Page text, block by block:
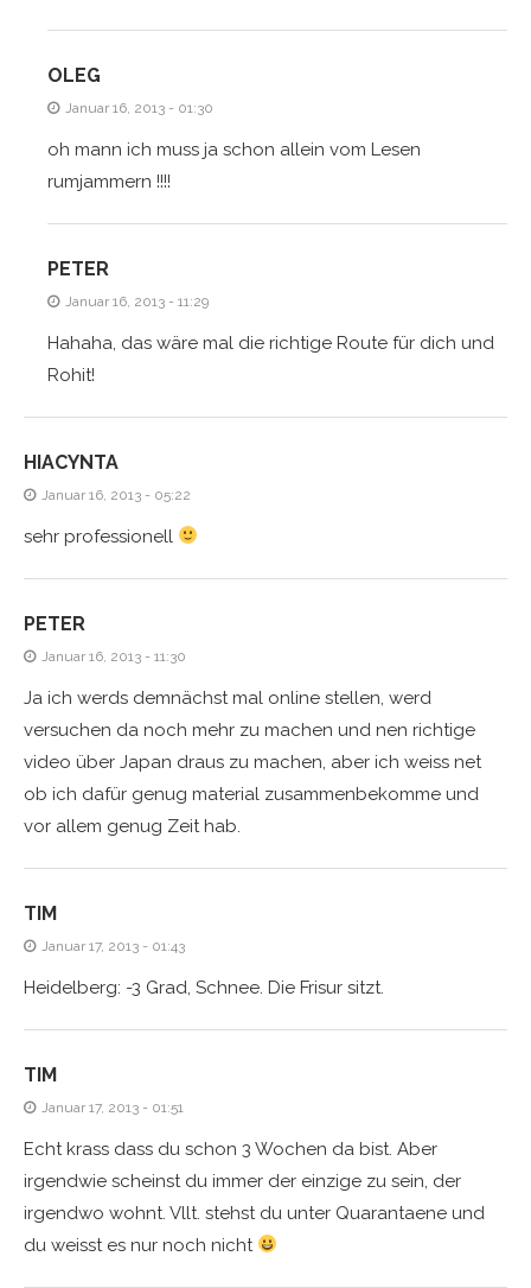
OLEG
Januar 16, 2013 - 01:30
oh mann ich muss ja schon allein vom Lesen
rumjammern !!!!
PETER
Januar 16, 2013 - 11:29
Hahaha, das wäre mal die richtige Route für dich und
Rohit!
HIACYNTA
Januar 16, 2013 - 05:22
sehr professionell
PETER
Januar 16, 2013 - 11:30
Ja ich werds demnächst mal online stellen, werd
versuchen da noch mehr zu machen und nen richtige
video über Japan draus zu machen, aber ich weiss net
ob ich dafür genug material zusammenbekomme und
vor allem genug Zeit hab.
TIM
Januar 17, 2013 - 01:43
Heidelberg: -3 Grad, Schnee. Die Frisur sitzt.
TIM
Januar 17, 2013 - 01:51
Echt krass dass du schon 3 Wochen da bist. Aber
irgendwie scheinst du immer der einzige zu sein, der
irgendwo wohnt. Vllt. stehst du unter Quarantaene und
du weisst es nur noch nicht